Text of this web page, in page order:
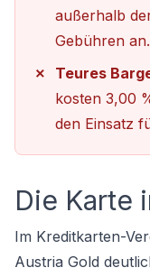
außerhalb
Gebühren an.
Teures
kosten 3,00
den Einsatz
Die Karte
Im Kreditkarten-
Austria Gold